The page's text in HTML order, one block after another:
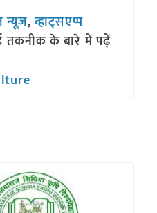
न्यूज़,व्हाट्सएप्प
तकनीक के बारे में पढ़ें